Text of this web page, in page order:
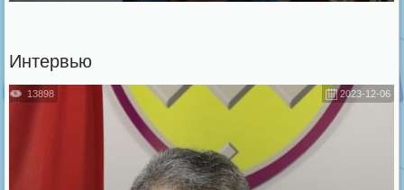
Интервью
2023-12-06
13898